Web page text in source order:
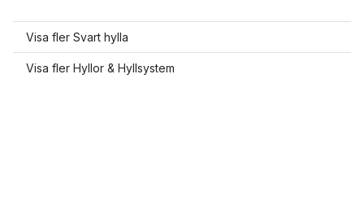
Visa fler Svart hylla
Visa fler Hyllor & Hyllsystem